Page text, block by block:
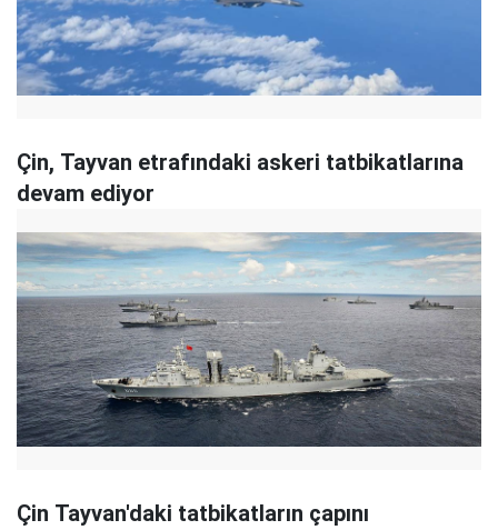
Çin, Tayvan etrafındaki askeri tatbikatlarına
devam ediyor
Çin Tayvan'daki tatbikatların çapını